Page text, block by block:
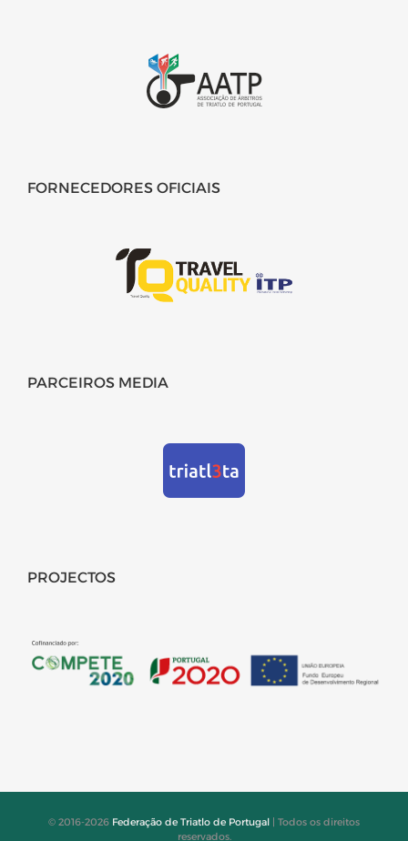
FORNECEDORES OFICIAIS
PARCEIROS MEDIA
PROJECTOS
© 2016-2026 Federação de Triatlo de Portugal | Todos os direitos
reservados.